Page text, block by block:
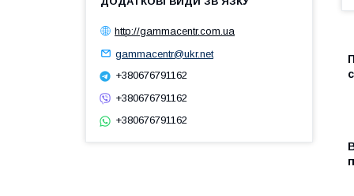
http://gammacentr.com.ua
gammacentr@ukr.net
+380676791162
+380676791162
+380676791162